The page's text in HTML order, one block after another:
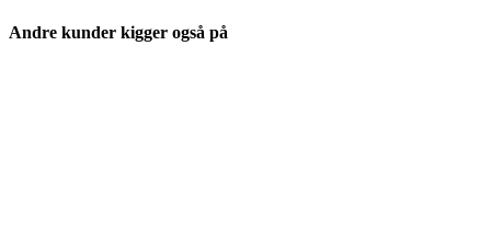
Andre kunder kigger også på